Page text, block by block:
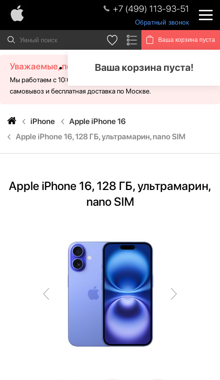
+7 (499) 113-93-51
Обратный звонок
Ваша корзина пуста
Ваша корзина пуста!
Уважаемые, посетители!
Мы работаем с 10:00 - 21:00 без выходных. Для Вас доступен
самовывоз и бесплатная доставка по Москве.
iPhone
Apple iPhone 16
Apple iPhone 16, 128 ГБ, ультрамарин, nano SIM
Apple iPhone 16, 128 ГБ, ультрамарин,
nano SIM